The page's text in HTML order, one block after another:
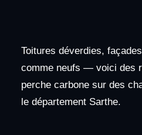
Toitures déverdies,
comme neufs — voici des
perche carbone sur des
le département Sarthe.